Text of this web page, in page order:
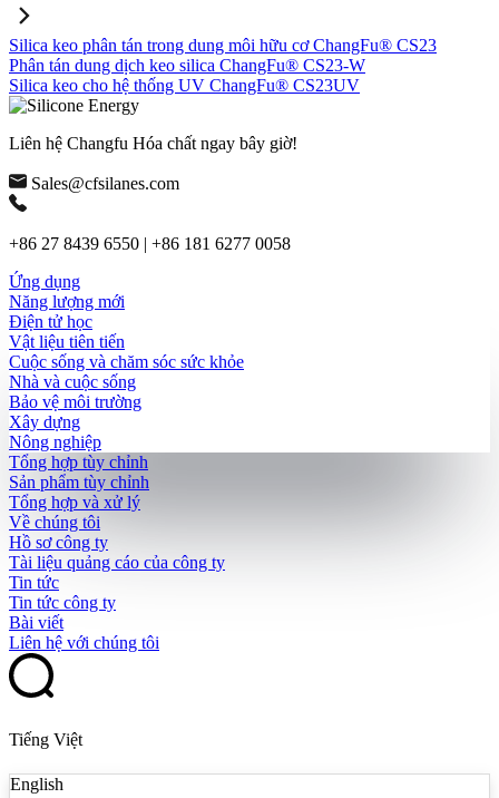
Silica keo phân tán trong dung môi hữu cơ ChangFu® CS23
Phân tán dung dịch keo silica ChangFu® CS23-W
Silica keo cho hệ thống UV ChangFu® CS23UV
Liên hệ Changfu Hóa chất ngay bây giờ!
Sales@cfsilanes.com
+86 27 8439 6550 | +86 181 6277 0058
Ứng dụng
Năng lượng mới
Điện tử học
Vật liệu tiên tiến
Cuộc sống và chăm sóc sức khỏe
Nhà và cuộc sống
Bảo vệ môi trường
Xây dựng
Nông nghiệp
Tổng hợp tùy chỉnh
Sản phẩm tùy chỉnh
Tổng hợp và xử lý
Về chúng tôi
Hồ sơ công ty
Tài liệu quảng cáo của công ty
Tin tức
Tin tức công ty
Bài viết
Liên hệ với chúng tôi
Tiếng Việt
English